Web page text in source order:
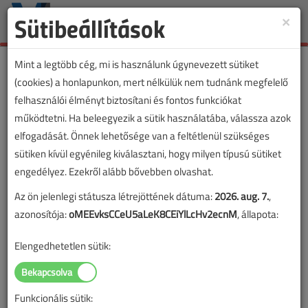
Toggle
×
Sütibeállítások
Mint a legtöbb cég, mi is használunk úgynevezett sütiket
(cookies) a honlapunkon, mert nélkülük nem tudnánk megfelelő
felhasználói élményt biztosítani és fontos funkciókat
működtetni. Ha beleegyezik a sütik használatába, válassza azok
elfogadását. Önnek lehetősége van a feltétlenül szükséges
sütiken kívül egyénileg kiválasztani, hogy milyen típusú sütiket
engedélyez. Ezekről alább bővebben olvashat.
Az ön jelenlegi státusza létrejöttének dátuma:2026. aug. 7.,
azonosítója:oMEEvksCCeU5aLeK8CEiYlLcHv2ecnM, állapota:
Elengedhetetlen sütik:
Funkcionális sütik: